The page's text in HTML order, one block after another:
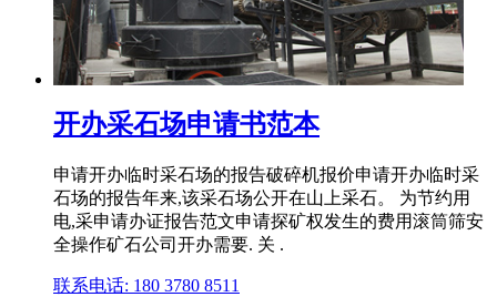
开办采石场申请书范本
申请开办临时采石场的报告破碎机报价申请开办临时采
石场的报告年来,该采石场公开在山上采石。 为节约用
电,采申请办证报告范文申请探矿权发生的费用滚筒筛安
全操作矿石公司开办需要. 关 .
联系电话: 180 3780 8511